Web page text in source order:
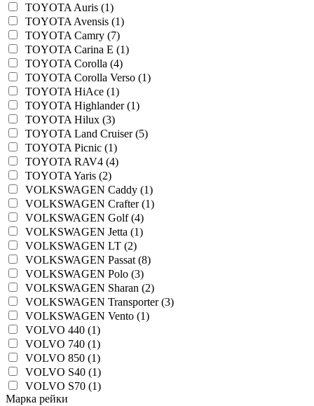
TOYOTA Auris (1)
TOYOTA Avensis (1)
TOYOTA Camry (7)
TOYOTA Carina E (1)
TOYOTA Corolla (4)
TOYOTA Corolla Verso (1)
TOYOTA HiAce (1)
TOYOTA Highlander (1)
TOYOTA Hilux (3)
TOYOTA Land Cruiser (5)
TOYOTA Picnic (1)
TOYOTA RAV4 (4)
TOYOTA Yaris (2)
VOLKSWAGEN Caddy (1)
VOLKSWAGEN Crafter (1)
VOLKSWAGEN Golf (4)
VOLKSWAGEN Jetta (1)
VOLKSWAGEN LT (2)
VOLKSWAGEN Passat (8)
VOLKSWAGEN Polo (3)
VOLKSWAGEN Sharan (2)
VOLKSWAGEN Transporter (3)
VOLKSWAGEN Vento (1)
VOLVO 440 (1)
VOLVO 740 (1)
VOLVO 850 (1)
VOLVO S40 (1)
VOLVO S70 (1)
Марка рейки